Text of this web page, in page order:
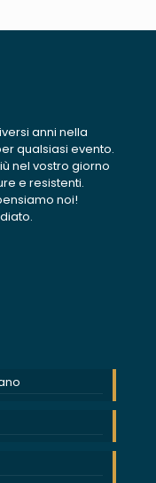
anni nella
qualsiasi evento.
nel vostro giorno
e resistenti.
noi!